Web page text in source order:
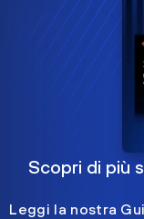
Scopri di più
Leggi la nostra